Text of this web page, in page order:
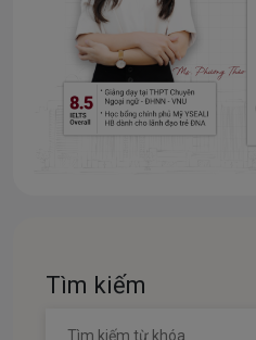
Tìm kiếm